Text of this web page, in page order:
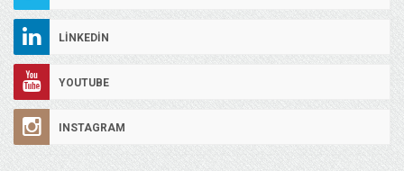
LINKEDIN
YOUTUBE
INSTAGRAM